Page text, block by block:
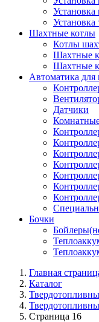
Установка
Установка
Шахтные котлы
Котлы
Шахтные
Шахтные
Автоматика для
Датчики
Бочки
Главная
Каталог
Страница 16